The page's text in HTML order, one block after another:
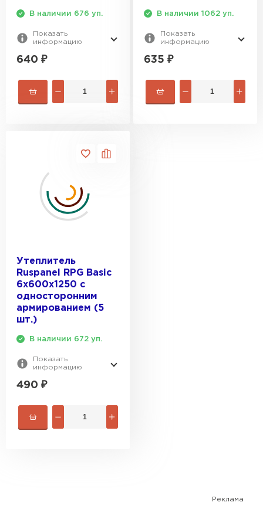
В наличии 676 уп.
Показать
информацию
640 ₽
В наличии 1062 уп.
Показать
информацию
635 ₽
Утеплитель
Ruspanel RPG Basic
6х600х1250 с
односторонним
армированием (5
шт.)
В наличии 672 уп.
Показать
информацию
490 ₽
Реклама